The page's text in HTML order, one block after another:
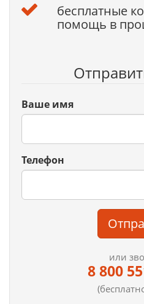
бесплатные
помощь в
Ваше имя
Телефон
или
8 800